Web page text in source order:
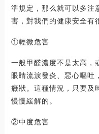
準規定，那么就可以多注
害，對我們的健康安全有
①輕微危害
一般甲醛濃度不是太高，
眼睛流淚發炎、惡心嘔吐
癥狀。這種情況，只要及
慢慢緩解的。
②中度危害